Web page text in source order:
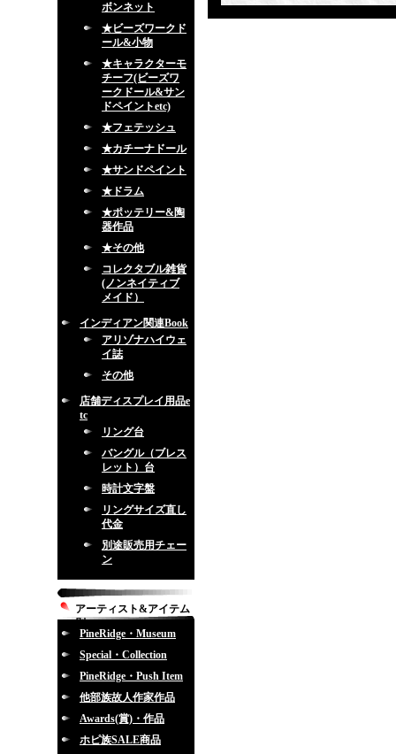
ボンネット
★ビーズワークド
ール&小物
★キャラクターモ
チーフ(ビーズワ
ークドール&サン
ドペイントetc)
★フェテッシュ
★カチーナドール
★サンドペイント
★ドラム
★ポッテリー&陶
器作品
★その他
コレクタブル雑貨
(ノンネイティブ
メイド）
インディアン関連Book
アリゾナハイウェ
イ誌
その他
店舗ディスプレイ用品e
tc
リング台
バングル（ブレス
レット）台
時計文字盤
リングサイズ直し
代金
別途販売用チェー
ン
アーティスト&アイテム
別
PineRidge・Museum
Special・Collection
PineRidge・Push Item
他部族故人作家作品
Awards(賞)・作品
ホピ族SALE商品